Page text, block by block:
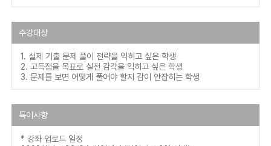
수강대상
1. 실제 기출 문제 풀이 전략을 익히고 싶은 학생
2. 고득점을 목표로 실전 감각을 익히고 싶은 학생
3. 문제를 보면 어떻게 풀어야 할지 감이 안잡히는 학생
특이사항
* 강좌 업로드 일정